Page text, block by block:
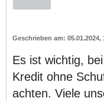
05.01.2024,
Es ist wichtig,
Kredit ohne
achten. Viele